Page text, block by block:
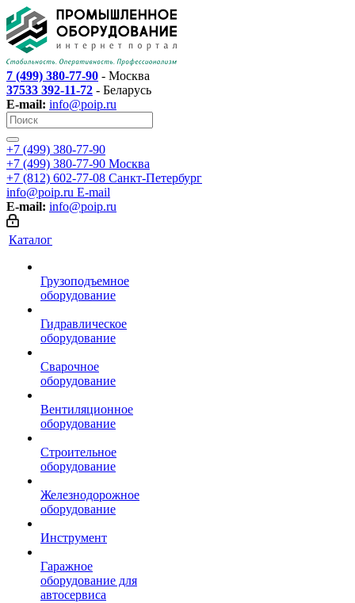
7 (499) 380-77-90 - Москва
37533 392-11-72 - Беларусь
E-mail: info@poip.ru
+7 (499) 380-77-90
+7 (499) 380-77-90 Москва
+7 (812) 602-77-08 Санкт-Петербург
info@poip.ru E-mail
E-mail: info@poip.ru
Каталог
Грузоподъемное
оборудование
Гидравлическое
оборудование
Сварочное
оборудование
Вентиляционное
оборудование
Строительное
оборудование
Железнодорожное
оборудование
Инструмент
Гаражное
оборудование для
автосервиса